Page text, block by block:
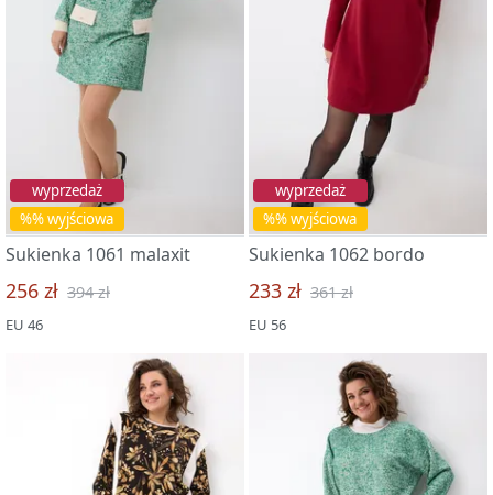
%% wyjściowa
wyprzedaż
Sukienka 1061 malaxit
256 zł 394 zł
EU 46
%% wyjściowa
wyprzedaż
Sukienka 1062 bordo
233 zł 361 zł
EU 56